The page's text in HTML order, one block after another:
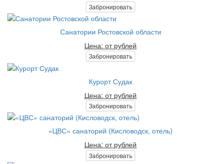
Забронировать
Санатории Ростовской области
Цена: от рублей
Забронировать
Курорт Судак
Цена: от рублей
Забронировать
«ЦВС» санаторий (Кисловодск, отель)
Цена: от рублей
Забронировать